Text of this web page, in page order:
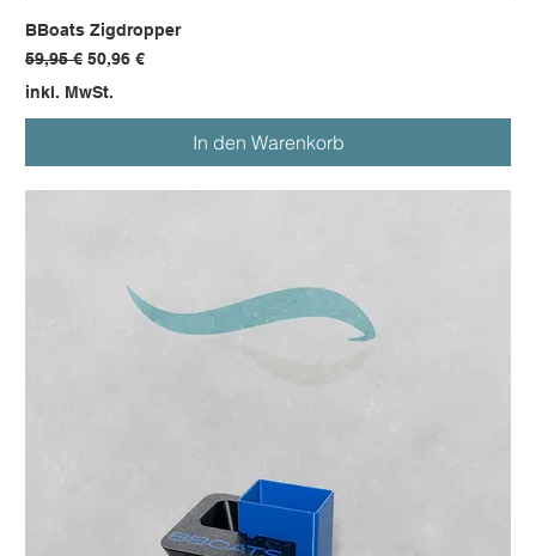
BBoats Zigdropper
Standardpreis
59,95 € Sale-Preis
50,96 €
inkl. MwSt.
In den Warenkorb